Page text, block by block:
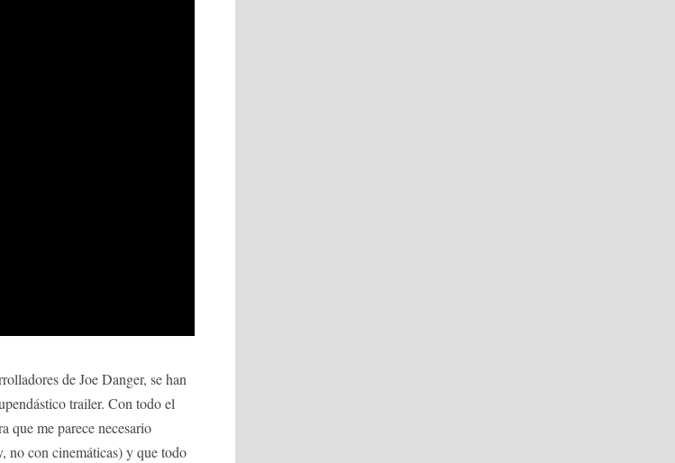
de Joe Danger, se han
trailer. Con todo el
que me parece necesario
no con cinemáticas) y que todo